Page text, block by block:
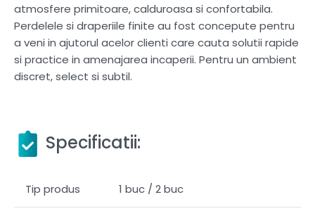
atmosfere primitoare, calduroasa si confortabila.
Perdelele si draperiile finite au fost concepute pentru
a veni in ajutorul acelor clienti care cauta solutii rapide
si practice in amenajarea incaperii. Pentru un ambient
discret, select si subtil.
Specificatii:
Tip produs 1 buc / 2 buc